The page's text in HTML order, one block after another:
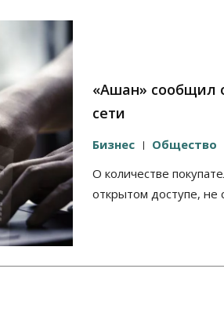
«Ашан» сообщил
сети
Бизнес Общество
О количестве
открытом доступе, не